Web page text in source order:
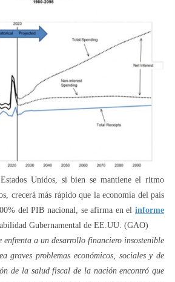
Unidos, si bien se mantiene el ritmo
crecerá más rápido que la economía del país
del PIB nacional, se afirma en el informe
Gubernamental de EE.UU. (GAO)
enfrenta a un desarrollo financiero insostenible
graves problemas económicos, sociales y de
de la salud fiscal de la nación encontró que